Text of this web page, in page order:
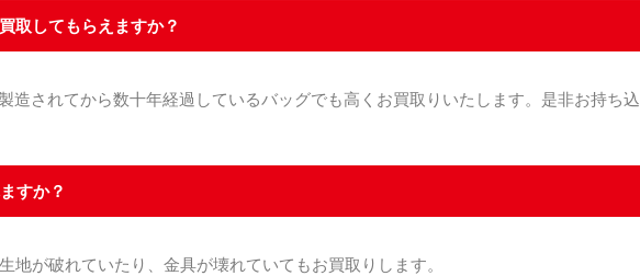
取してもらえますか？
造されてから数十年経過しているバッグでも高くお買取りいたします。是非お持ち込
すか？
地が破れていたり、金具が壊れていてもお買取りします。